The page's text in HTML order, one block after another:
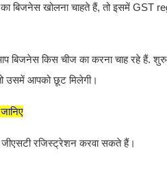
बिजनेस खोलना चाहते हैं, तो इसमें GST
बिजनेस किस चीज का करना चाह रहे हैं.
उसमें आपको छूट मिलेगी।
रजिस्ट्रेशन करवा सकते हैं।